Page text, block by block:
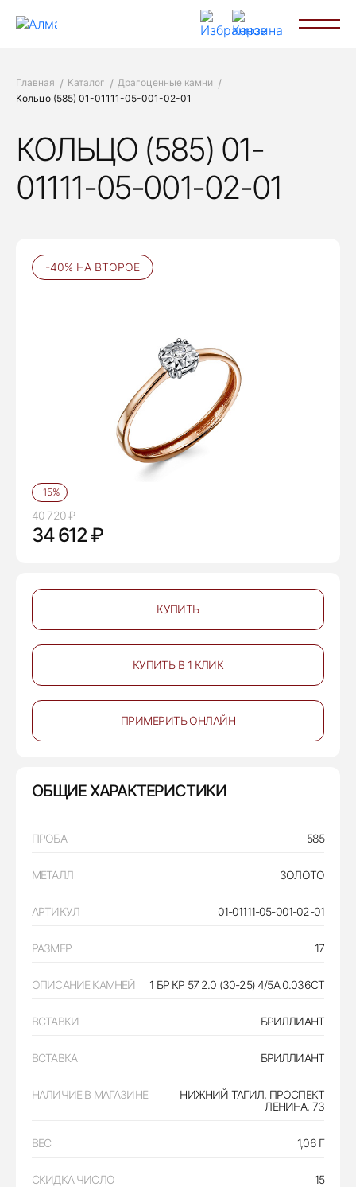
Главная Каталог
Драгоценные камни
Кольцо (585) 01-01111-05-001-02-01
КОЛЬЦО (585) 01-
01111-05-001-02-01
-40% НА ВТОРОЕ
40 720 ₽
-15%
34 612 ₽
ОБЩИЕ ХАРАКТЕРИСТИКИ
ПРОБА 585
МЕТАЛЛ ЗОЛОТО
АРТИКУЛ 01-01111-05-001-02-01
РАЗМЕР 17
ОПИСАНИЕ КАМНЕЙ 1 БР КР 57 2.0 (30-25) 4/5А 0.036CT
ВСТАВКИ БРИЛЛИАНТ
ВСТАВКА БРИЛЛИАНТ
НАЛИЧИЕ В МАГАЗИНЕ
НИЖНИЙ ТАГИЛ, ПРОСПЕКТ
ЛЕНИНА, 73
ВЕС 1,06 Г
СКИДКА ЧИСЛО 15
КУПИТЬ
КУПИТЬ В 1 КЛИК
ПРИМЕРИТЬ ОНЛАЙН